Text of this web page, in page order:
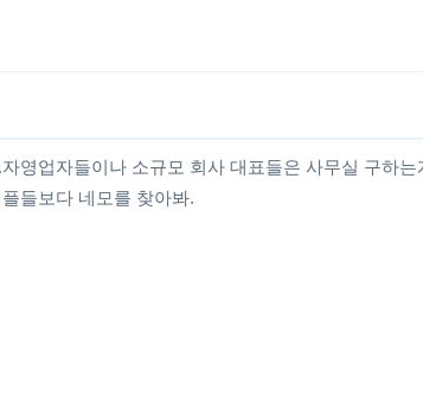
영업자들이나 소규모 회사 대표들은 사무실 구하
들보다 네모를 찾아봐.